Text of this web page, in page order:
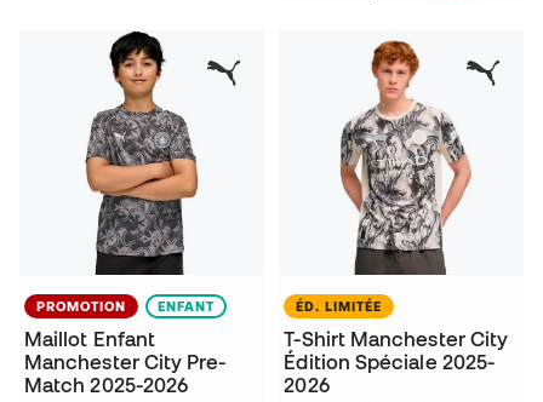
PROMOTION ENFANT
Maillot Enfant
Manchester City Pre-
Match 2025-2026
ÉD. LIMITÉE
T-Shirt Manchester City
Édition Spéciale 2025-
2026